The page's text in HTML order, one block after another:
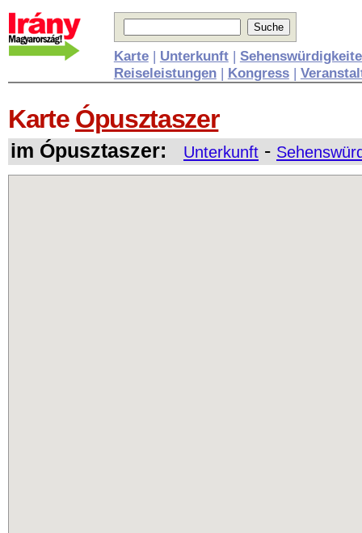
Karte| Unterkunft|
Reiseleistungen| Kongress|
Karte Ópusztaszer
im Ópusztaszer: Unterkunft -